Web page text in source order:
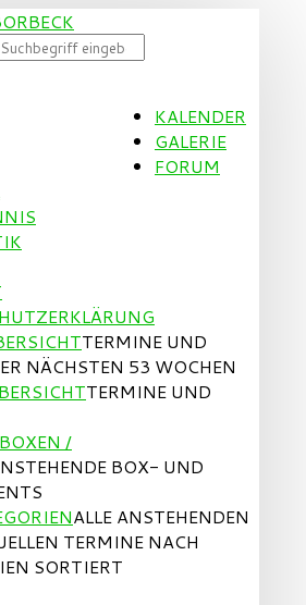
KALENDER
TERMINE UND
NÄCHSTEN 53 WOCHEN
TERMINE UND
/
BOX- UND
ALLE ANSTEHENDEN
TERMINE NACH
SORTIERT
GALERIE
FORUM